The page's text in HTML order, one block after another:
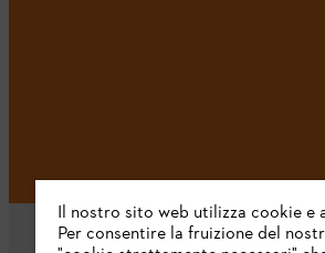
Il nostro sito web utilizza cookie
Per consentire la fruizione del